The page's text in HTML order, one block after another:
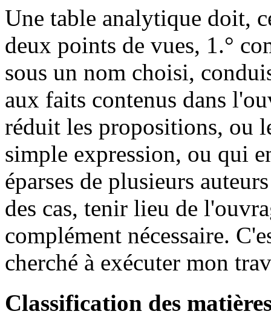
Une table analytique doit,
deux points de vues, 1.°
sous un nom choisi,
aux faits contenus dans
réduit les propositions, ou
simple expression, ou qui
éparses de plusieurs
des cas, tenir lieu de
complément nécessaire.
cherché à exécuter mon
Classification des